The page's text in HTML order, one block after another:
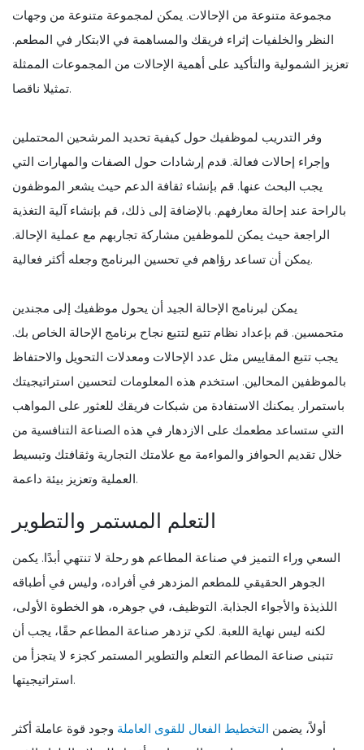
مجموعة متنوعة من الإحالات. يمكن لمجموعة متنوعة من وجهات
النظر والخلفيات إثراء فريقك والمساهمة في الابتكار في المطعم.
تعزيز الشمولية والتأكيد على أهمية الإحالات من المجموعات الممثلة
تمثيلا ناقصا.
وفر التدريب لموظفيك حول كيفية تحديد المرشحين المحتملين
وإجراء إحالات فعالة. قدم إرشادات حول الصفات والمهارات التي
يجب البحث عنها. قم بإنشاء ثقافة الدعم حيث يشعر الموظفون
بالراحة عند إحالة معارفهم. بالإضافة إلى ذلك، قم بإنشاء آلية التغذية
الراجعة حيث يمكن للموظفين مشاركة تجاربهم مع عملية الإحالة.
يمكن أن تساعد رؤاهم في تحسين البرنامج وجعله أكثر فعالية.
يمكن لبرنامج الإحالة الجيد أن يحول موظفيك إلى مجندين
متحمسين. قم بإعداد نظام تتبع لتتبع نجاح برنامج الإحالة الخاص بك.
يجب تتبع المقاييس مثل عدد الإحالات ومعدلات التحويل والاحتفاظ
بالموظفين المحالين. استخدم هذه المعلومات لتحسين استراتيجيتك
باستمرار. يمكنك الاستفادة من شبكات فريقك للعثور على المواهب
التي ستساعد مطعمك على الازدهار في هذه الصناعة التنافسية من
خلال تقديم الحوافز والمواءمة مع علامتك التجارية وثقافتك وتبسيط
العملية وتعزيز بيئة داعمة.
التعلم المستمر والتطوير
السعي وراء التميز في صناعة المطاعم هو رحلة لا تنتهي أبدًا. يكمن
الجوهر الحقيقي للمطعم المزدهر في أفراده، وليس في أطباقه
اللذيذة والأجواء الجذابة. التوظيف، في جوهره، هو الخطوة الأولى،
لكنه ليس نهاية اللعبة. لكي تزدهر صناعة المطاعم حقًا، يجب أن
تتبنى صناعة المطاعم التعلم والتطوير المستمر كجزء لا يتجزأ من
استراتيجيتها.
أولاً، يضمن التخطيط الفعال للقوى العاملة وجود قوة عاملة أكثر